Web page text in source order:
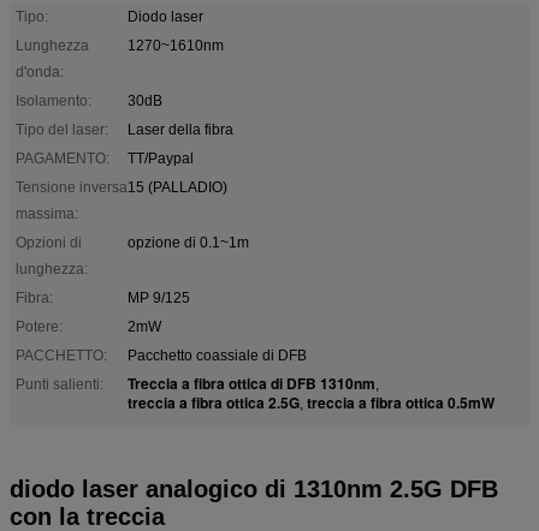
Tipo:
Diodo laser
Lunghezza
d'onda:
1270~1610nm
Isolamento:
30dB
Tipo del laser:
Laser della fibra
PAGAMENTO:
TT/Paypal
Tensione inversa
massima:
15 (PALLADIO)
Opzioni di
lunghezza:
opzione di 0.1~1m
Fibra:
MP 9/125
Potere:
2mW
PACCHETTO:
Pacchetto coassiale di DFB
Punti salienti:
Treccia a fibra ottica di DFB 1310nm,
treccia a fibra ottica 2.5G, treccia a fibra ottica 0.5mW
diodo laser analogico di 1310nm 2.5G DFB
con la treccia